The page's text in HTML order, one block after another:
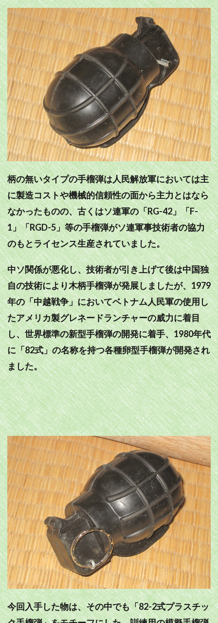
柄の無いタイプの手榴弾は人民解放軍においては主
に製造コストや機械的信頼性の面から主力とはなら
なかったものの、古くはソ連軍の「RG-42」「F-
1」「RGD-5」等の手榴弾がソ連軍事技術者の協力
のもとライセンス生産されていました。
中ソ関係が悪化し、技術者が引き上げて後は中国独
自の技術により木柄手榴弾が発展しましたが、1979
年の「中越戦争」においてベトナム人民軍の使用し
たアメリカ製グレネードランチャーの威力に着目
し、世界標準の新型手榴弾の開発に着手、1980年代
に「82式」の名称を持つ各種卵型手榴弾が開発され
ました。
今回入手した物は、その中でも「82-2式プラスチッ